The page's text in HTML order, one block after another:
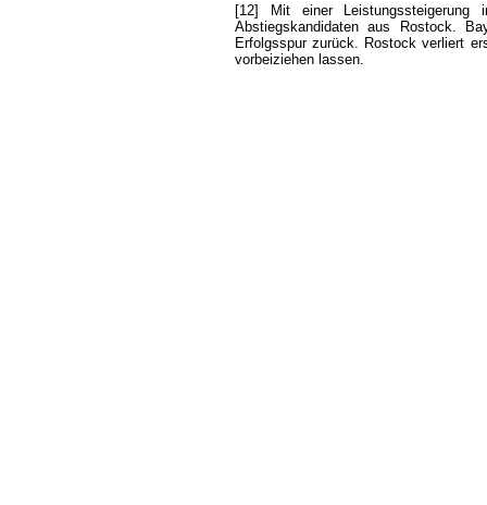
[12]
Mit einer Leistungssteigerung
Abstiegskandidaten aus Rostock.
Erfolgsspur zurück. Rostock verliert
vorbeiziehen lassen.